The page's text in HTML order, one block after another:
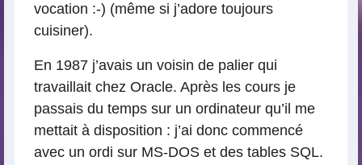
vocation :-) (même si j’adore toujours
cuisiner).
En 1987 j’avais un voisin de palier qui
travaillait chez Oracle. Après les cours je
passais du temps sur un ordinateur qu’il me
mettait à disposition : j’ai donc commencé
avec un ordi sur MS-DOS et des tables SQL.